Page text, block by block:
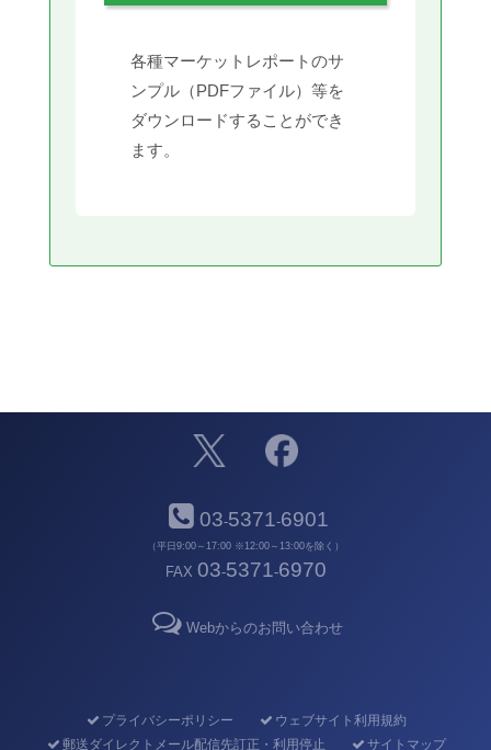
各種マーケットレポートのサ
ンプル（PDFファイル）等を
ダウンロードすることができ
ます。
03-5371-6901
（平日9:00～17:00 ※12:00～13:00を除く）
FAX 03-5371-6970
Webからのお問い合わせ
プライバシーポリシー
ウェブサイト利用規約
郵送ダイレクトメール配信先訂正・利用停止
サイトマップ